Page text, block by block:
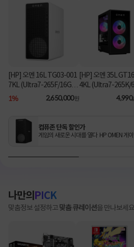
[HP] 오멘 16L TG03-001
7KL (Ultra7-265F/16GB/
1TB/RX9060XT/FD) [기
1% 2,650,000원
[HP] 오멘 35L
4KL (Ultra7-265K/
2TB/RTX5070Ti/
쿠폰★
컴퓨존 단독 할인가
게임의 새로운 시대를 열다 HP OMEN 게
나만의 PICK
맞춤정보 설정하고맞춤 큐레이션을 만나보세요